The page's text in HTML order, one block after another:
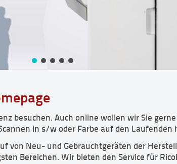
besuchen. Auch online wollen wir Sie
in s/w oder Farbe auf den Laufenden
von Neu- und Gebrauchtgeräten der
Bereichen. Wir bieten den Service für